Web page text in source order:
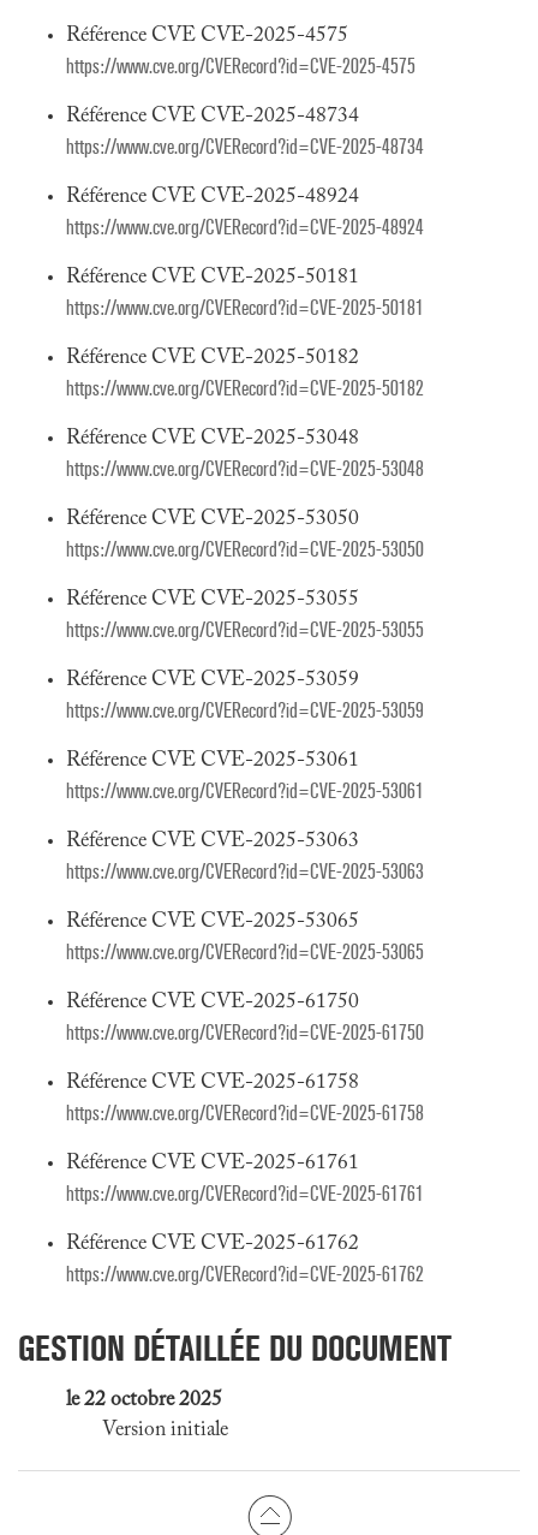
Référence CVE CVE-2025-4575
https://www.cve.org/CVERecord?id=CVE-2025-4575
Référence CVE CVE-2025-48734
https://www.cve.org/CVERecord?id=CVE-2025-48734
Référence CVE CVE-2025-48924
https://www.cve.org/CVERecord?id=CVE-2025-48924
Référence CVE CVE-2025-50181
https://www.cve.org/CVERecord?id=CVE-2025-50181
Référence CVE CVE-2025-50182
https://www.cve.org/CVERecord?id=CVE-2025-50182
Référence CVE CVE-2025-53048
https://www.cve.org/CVERecord?id=CVE-2025-53048
Référence CVE CVE-2025-53050
https://www.cve.org/CVERecord?id=CVE-2025-53050
Référence CVE CVE-2025-53055
https://www.cve.org/CVERecord?id=CVE-2025-53055
Référence CVE CVE-2025-53059
https://www.cve.org/CVERecord?id=CVE-2025-53059
Référence CVE CVE-2025-53061
https://www.cve.org/CVERecord?id=CVE-2025-53061
Référence CVE CVE-2025-53063
https://www.cve.org/CVERecord?id=CVE-2025-53063
Référence CVE CVE-2025-53065
https://www.cve.org/CVERecord?id=CVE-2025-53065
Référence CVE CVE-2025-61750
https://www.cve.org/CVERecord?id=CVE-2025-61750
Référence CVE CVE-2025-61758
https://www.cve.org/CVERecord?id=CVE-2025-61758
Référence CVE CVE-2025-61761
https://www.cve.org/CVERecord?id=CVE-2025-61761
Référence CVE CVE-2025-61762
https://www.cve.org/CVERecord?id=CVE-2025-61762
GESTION DÉTAILLÉE DU DOCUMENT
le 22 octobre 2025
Version initiale